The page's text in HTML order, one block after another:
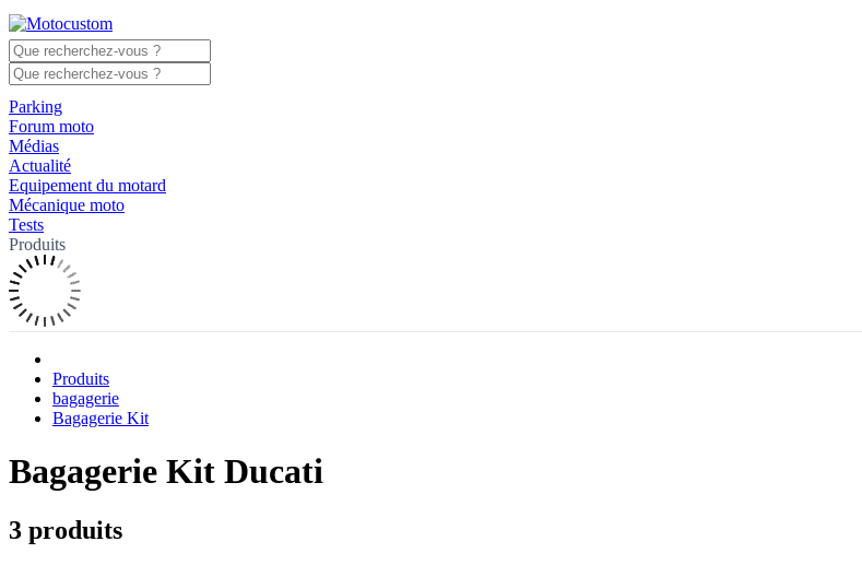
Parking
Forum moto
Médias
Actualité
Equipement du motard
Mécanique moto
Tests
Produits
Produits
bagagerie
Bagagerie Kit
Bagagerie Kit Ducati
3 produits